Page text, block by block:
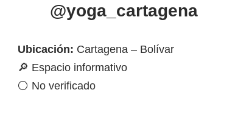
@yoga_cartagena
Ubicación: Cartagena – Bolívar
🔎 Espacio informativo
⚪ No verificado